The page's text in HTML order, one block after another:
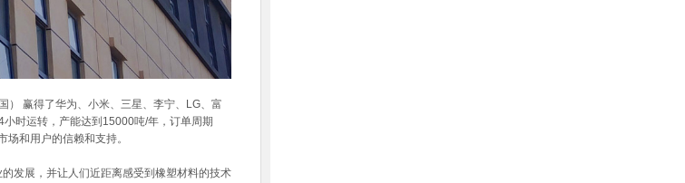
赢得了华为、小米、三星、李宁、LG、富
时运转，产能达到15000吨/年，订单周期
和用户的信赖和支持。
发展，并让人们近距离感受到橡塑材料的技术